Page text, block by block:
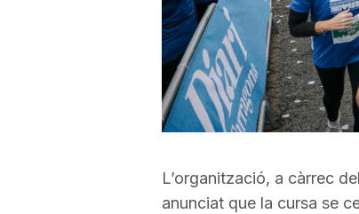
a
g
L’organització, a càrrec
anunciat que la cursa se